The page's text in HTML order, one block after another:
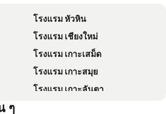
โรงแรม หัวหิน
โรงแรม เชียงใหม่
โรงแรม เกาะเสม็ด
โรงแรม เกาะสมุย
โรงแรม เกาะลันตา
ๆ